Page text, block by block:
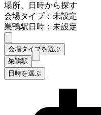
場所、日時から探す
会場タイプ：未設定
巣鴨駅日時：未設定
会場タイプを選ぶ
巣鴨駅
日時を選ぶ